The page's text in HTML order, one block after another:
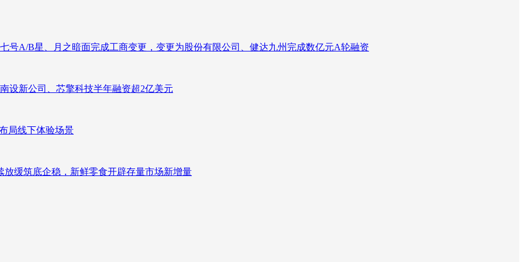
号A/B星、月之暗面完成工商变更，变更为股份有限公司、健达九州完成数亿元A轮融资
设新公司、芯擎科技半年融资超2亿美元
局线下体验场景
缓筑底企稳，新鲜零食开辟存量市场新增量